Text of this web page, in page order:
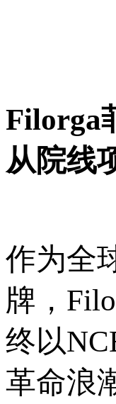
Filorga
从院线
作为全
牌，
终以
革命浪